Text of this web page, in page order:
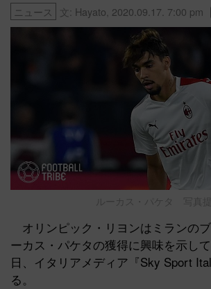
ニュース 文: Hayato 2020.09.17. 7:00 pm
ルーカス・パケタ 写真
オリンピック・リヨンはミランの
ーカス・パケタの獲得に興味を示し
日、イタリアメディア『Sky Sport
る。